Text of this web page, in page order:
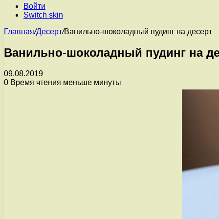
Войти
Switch skin
Главная/Десерт/Ванильно-шоколадный пудинг на десерт
Ванильно-шоколадный пудинг на
09.08.2019
0 Время чтения меньше минуты